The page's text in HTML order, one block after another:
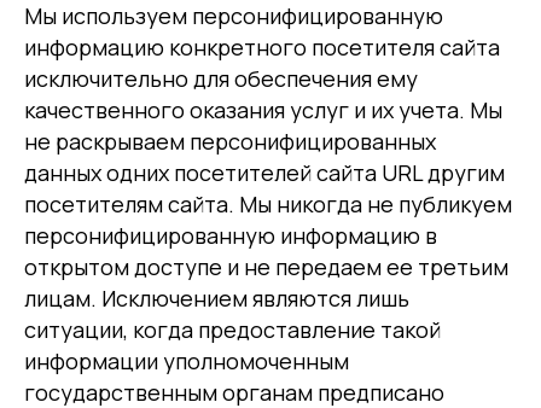
Мы используем персонифицированную
информацию конкретного посетителя сайта
исключительно для обеспечения ему
качественного оказания услуг и их учета. Мы
не раскрываем персонифицированных
данных одних посетителей сайта URL другим
посетителям сайта. Мы никогда не публикуем
персонифицированную информацию в
открытом доступе и не передаем ее третьим
лицам. Исключением являются лишь
ситуации, когда предоставление такой
информации уполномоченным
государственным органам предписано